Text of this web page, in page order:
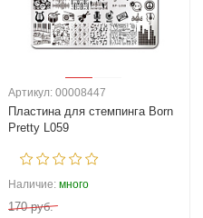
Артикул: 00008447
Пластина для стемпинга Born
Pretty L059
Наличие: много
170 руб.